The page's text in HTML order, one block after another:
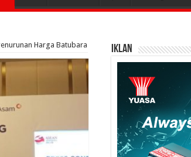
Harga Batubara IKLAN